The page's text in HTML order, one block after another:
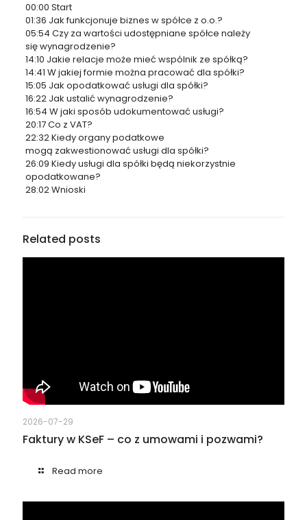
00:00 Start
01:36 Jak funkcjonuje biznes w spółce z o.o.?
05:54 Czy za wartości udostępniane spółce należy
się wynagrodzenie?
14:10 Jakie relacje może mieć wspólnik ze spółką?
14:41 W jakiej formie można pracować dla spółki?
15:05 Jak opodatkować usługi dla spółki?
16:22 Jak ustalić wynagrodzenie?
16:54 W jaki sposób udokumentować usługi?
20:17 Co z VAT?
22:32 Kiedy organy podatkowe
mogą zakwestionować usługi dla spółki?
26:09 Kiedy usługi dla spółki będą niekorzystnie
opodatkowane?
28:02 Wnioski
Related posts
2026-07-29
Faktury w KSeF – co z umowami i pozwami?
Read more